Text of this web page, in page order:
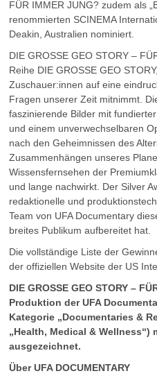
FÜR IMMER JUNG? zudem als
renommierten SCINEMA
Deakin, Australien nominiert.
DIE GROSSE GEO STORY –
Reihe DIE GROSSE GEO
Zuschauer:innen auf eine
Fragen unserer Zeit mitnimmt.
faszinierende Bilder mit
und einem unverwechselbaren
nach den Geheimnissen des
Zusammenhängen unseres
Wissensfernsehen der
und lange nachwirkt. Der Silver
redaktionelle und
Team von UFA Documentary
breites Publikum aufbereitet hat.
Die vollständige Liste der
der offiziellen Website der US
DIE GROSSE GEO STORY –
Produktion der UFA
Kategorie „Documentaries &
„Health, Medical & Wellness“)
ausgezeichnet.
Über UFA DOCUMENTARY